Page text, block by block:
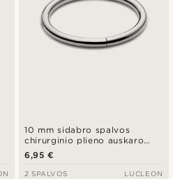
10 mm sidabro spalvos
chirurginio plieno auskaro
žiedas
6,95 €
2 SPALVOS LUCLEON